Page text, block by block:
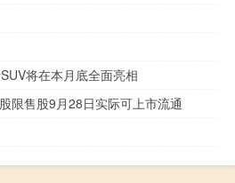
将在本月底全面亮相
限售股9月28日实际可上市流通